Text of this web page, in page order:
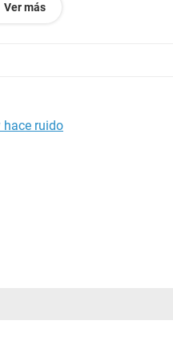
de windows (o
Ver más
hace ruido